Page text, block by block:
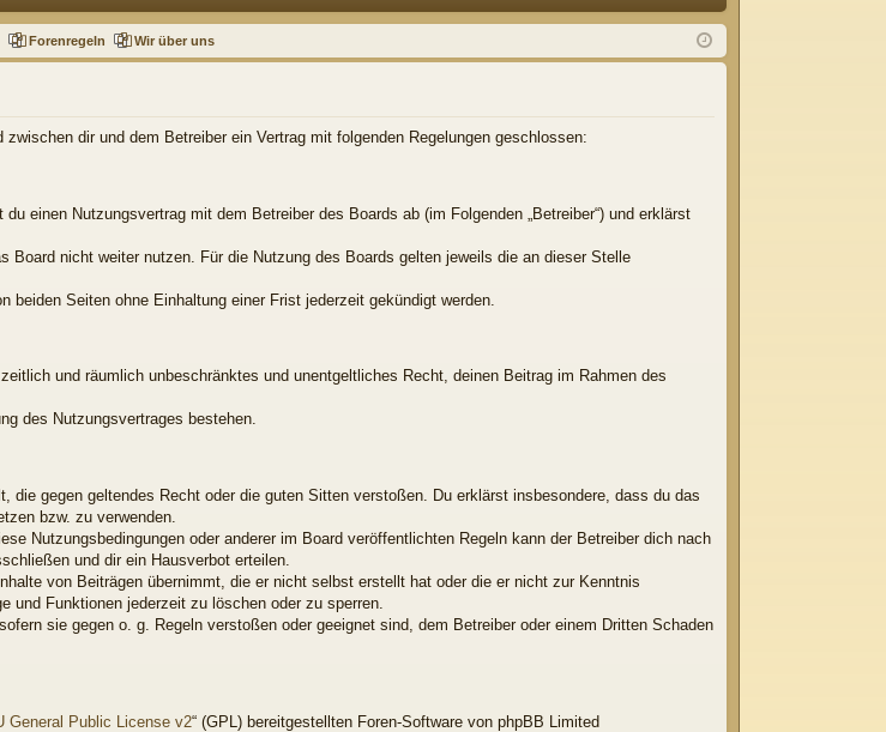
Q m
el
ist
rie
Forenregeln Wir über uns
dir und dem Betreiber ein Vertrag mit folgenden Regelungen geschlossen:
einen Nutzungsvertrag mit dem Betreiber des Boards ab (im Folgenden „Betreiber“) und erklärst
nicht weiter nutzen. Für die Nutzung des Boards gelten jeweils die an dieser Stelle
Seiten ohne Einhaltung einer Frist jederzeit gekündigt werden.
und räumlich unbeschränktes und unentgeltliches Recht, deinen Beitrag im Rahmen des
des Nutzungsvertrages bestehen.
gegen geltendes Recht oder die guten Sitten verstoßen. Du erklärst insbesondere, dass du das
bzw. zu verwenden.
Nutzungsbedingungen oder anderer im Board veröffentlichten Regeln kann der Betreiber dich nach
und dir ein Hausverbot erteilen.
von Beiträgen übernimmt, die er nicht selbst erstellt hat oder die er nicht zur Kenntnis
und Funktionen jederzeit zu löschen oder zu sperren.
sie gegen o. g. Regeln verstoßen oder geeignet sind, dem Betreiber oder einem Dritten Schaden
General Public License v2“ (GPL) bereitgestellten Foren-Software von phpBB Limited